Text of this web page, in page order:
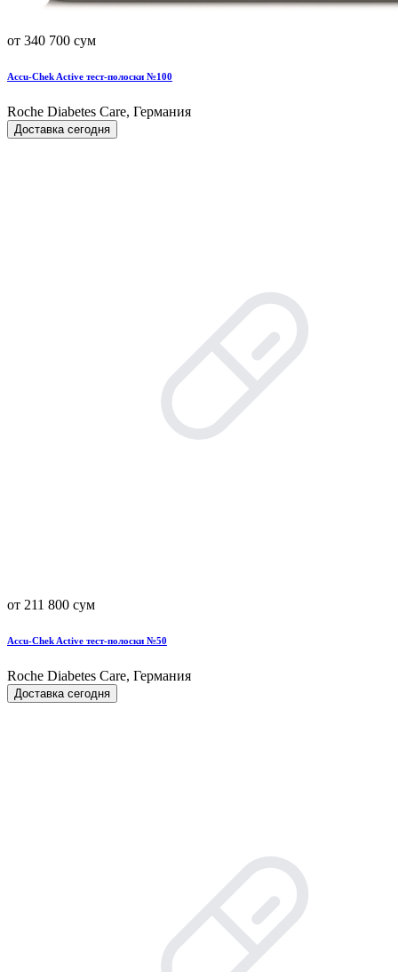
от 340 700 сум
Accu-Chek Active тест-полоски №100
Roche Diabetes Care, Германия
Доставка сегодня
от 211 800 сум
Accu-Chek Active тест-полоски №50
Roche Diabetes Care, Германия
Доставка сегодня